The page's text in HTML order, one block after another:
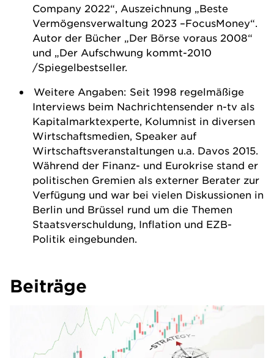
Company 2022“, Auszeichnung „Beste
Vermögensverwaltung 2023 –FocusMoney“.
Autor der Bücher „Der Börse voraus 2008“
und „Der Aufschwung kommt-2010
/Spiegelbestseller.
Weitere Angaben: Seit 1998 regelmäßige
Interviews beim Nachrichtensender n-tv als
Kapitalmarktexperte, Kolumnist in diversen
Wirtschaftsmedien, Speaker auf
Wirtschaftsveranstaltungen u.a. Davos 2015.
Während der Finanz- und Eurokrise stand er
politischen Gremien als externer Berater zur
Verfügung und war bei vielen Diskussionen in
Berlin und Brüssel rund um die Themen
Staatsverschuldung, Inflation und EZB-
Politik eingebunden.
Beiträge